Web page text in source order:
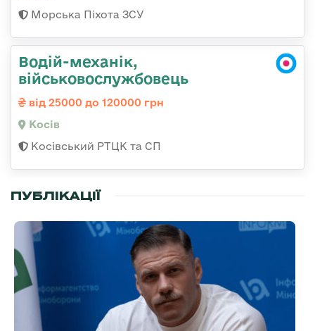
Морська Піхота ЗСУ
Водій-механік,
військовослужбовець
від 25000 до 120000 грн
Косів
Косівський РТЦК та СП
ПУБЛІКАЦІЇ